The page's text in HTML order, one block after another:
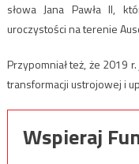
słowa Jana Pawła II,
uroczystości na terenie
Przypomniał też, że 2019
transformacji ustrojowej i
Wspieraj